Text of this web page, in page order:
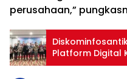
perusahaan,”
Platform Digital